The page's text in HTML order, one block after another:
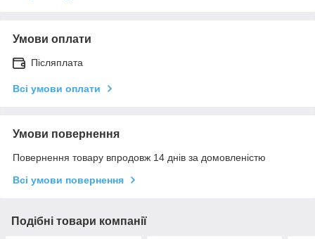
Умови оплати
Післяплата
Всі умови оплати
Умови повернення
Повернення товару впродовж 14 днів за домовленістю
Всі умови повернення
Подібні товари компанії